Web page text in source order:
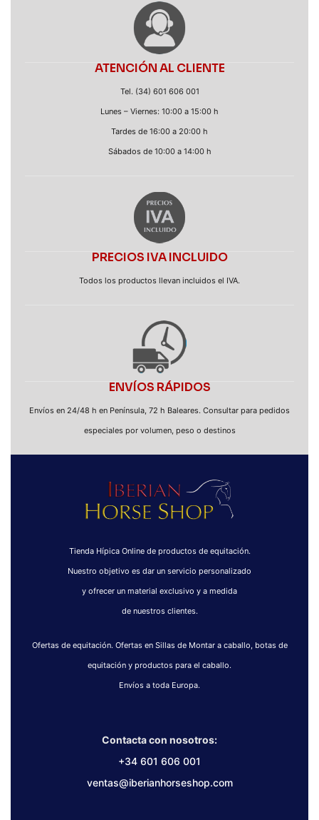
ATENCIÓN AL CLIENTE
Tel. (34) 601 606 001
Lunes – Viernes: 10:00 a 15:00 h
Tardes de 16:00 a 20:00 h
Sábados de 10:00 a 14:00 h
PRECIOS IVA INCLUIDO
Todos los productos llevan incluidos el IVA.
ENVÍOS RÁPIDOS
Envíos en 24/48 h en Península, 72 h Baleares. Consultar para pedidos
especiales por volumen, peso o destinos
Tienda Hípica Online de productos de equitación.
Nuestro objetivo es dar un servicio personalizado
y ofrecer un material exclusivo y a medida
de nuestros clientes.
Ofertas de equitación. Ofertas en Sillas de Montar a caballo, botas de
equitación y productos para el caballo.
Envíos a toda Europa.
Contacta con nosotros:
+34 601 606 001
ventas@iberianhorseshop.com